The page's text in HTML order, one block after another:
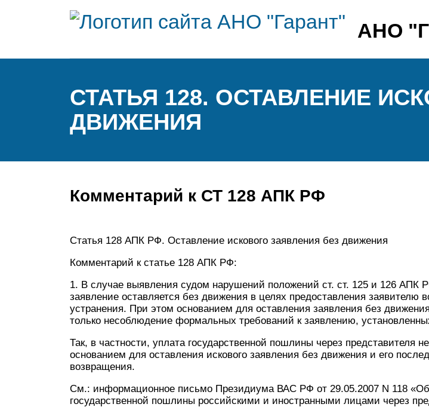
АНО
СТАТЬЯ 128. ОСТАВЛЕНИЕ
ДВИЖЕНИЯ
Комментарий к СТ 128 АПК РФ
Статья 128 АПК РФ. Оставление искового заявления без движения
Комментарий к статье 128 АПК РФ:
1. В случае выявления судом нарушений положений ст. ст. 125 и 126 АПК
заявление оставляется без движения в целях предоставления заявителю
устранения. При этом основанием для оставления заявления без
только несоблюдение формальных требований к заявлению,
Так, в частности, уплата государственной пошлины через представителя
основанием для оставления искового заявления без движения и его
возвращения.
См.: информационное письмо Президиума ВАС РФ от 29.05.2007 N 118
государственной пошлины российскими и иностранными лицами через